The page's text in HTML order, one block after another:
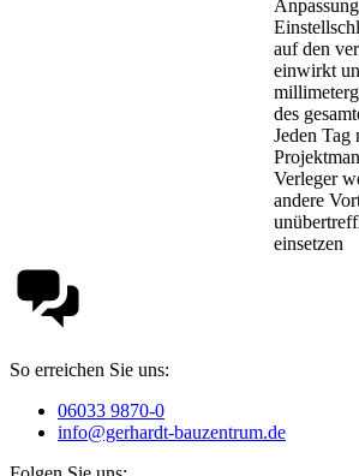
auf den
einwirkt
des
Jeden Tag
Verleger
andere
einsetzen
So erreichen Sie uns:
06033 9870-0
info@gerhardt-bauzentrum.de